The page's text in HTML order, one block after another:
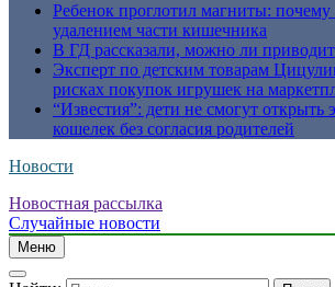
Ребенок проглотил магниты: почему
удалением части кишечника
В ГД рассказали, можно ли
Эксперт по детским товарам
рисках покупок игрушек на
“Известия”: дети не смогут открыть
кошелек без согласия родителей
Новости
Новостная рассылка
Случайные новости
Меню